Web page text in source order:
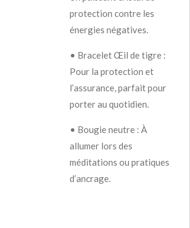
protection contre les
énergies négatives.
• Bracelet Œil de tigre :
Pour la protection et
l’assurance, parfait pour
porter au quotidien.
• Bougie neutre : À
allumer lors des
méditations ou pratiques
d’ancrage.